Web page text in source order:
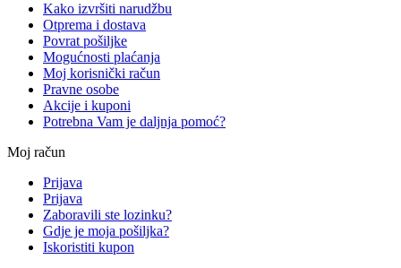
Kako izvršiti narudžbu
Otprema i dostava
Povrat pošiljke
Mogućnosti plaćanja
Moj korisnički račun
Pravne osobe
Akcije i kuponi
Potrebna Vam je daljnja pomoć?
Moj račun
Prijava
Prijava
Zaboravili ste lozinku?
Gdje je moja pošiljka?
Iskoristiti kupon